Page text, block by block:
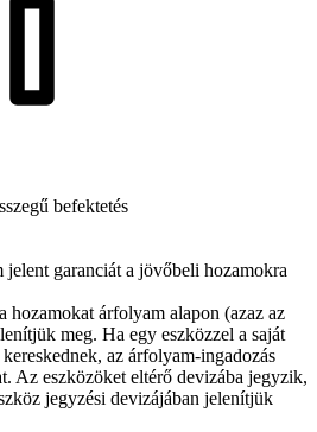
befektetés
garanciát a jövőbeli hozamokra
hozamokat árfolyam alapon (azaz az
meg. Ha egy eszközzel a saját
az árfolyam-ingadozás
Az eszközöket eltérő devizába jegyzik,
jegyzési devizájában jelenítjük